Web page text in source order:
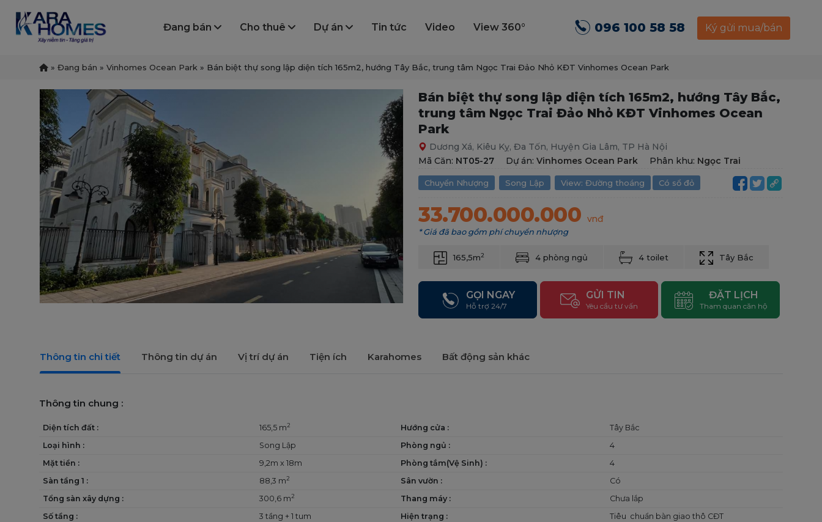
Đang bán Cho thuê Dự án Tin tức Video View 360° 096 100 58 58 Ký gửi mua/bán
» Đang bán » Vinhomes Ocean Park » Bán biệt thự song lập diện tích 165m2, hướng Tây Bắc, trung tâm Ngọc Trai Đảo Nhỏ KĐT Vinhomes Ocean Park
Bán biệt thự song lập diện tích 165m2, hướng Tây Bắc,
trung tâm Ngọc Trai Đảo Nhỏ KĐT Vinhomes Ocean
Park
Dương Xá, Kiêu Kỵ, Đa Tốn, Huyện Gia Lâm, TP Hà Nội
Mã Căn: NT05-27 Dự án: Vinhomes Ocean Park Phân khu: Ngọc Trai
Chuyển Nhượng Song Lập View: Đường thoáng Có sổ đỏ
33.700.000.000 vnđ
* Giá đã bao gồm phí chuyển nhượng
165,5m2 4 phòng ngủ 4 toilet Tây Bắc
GỌI NGAY
Hỗ trợ 24/7
GỬI TIN
Yêu cầu tư vấn
ĐẶT LỊCH
Tham quan căn hộ
Thông tin chi tiết Thông tin dự án Vị trí dự án Tiện ích Karahomes Bất động sản khác
Thông tin chung :
Diện tích đất : 165,5 m2 Hướng cửa :
Tây Bắc
Loại hình :
Song Lập Phòng ngủ :
4
Mặt tiền :
9,2m x 18m Phòng tắm(Vệ Sinh) :
4
Sàn tầng 1 :
88,3 m2 Sân vườn :
Có
Tổng sàn xây dựng :
300,6 m2 Thang máy :
Chưa lắp
Số tầng :
3 tầng + 1 tum Hiện trạng : Tiêu chuẩn bàn giao thô CĐT